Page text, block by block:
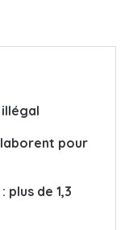
pour
plus de 1,3